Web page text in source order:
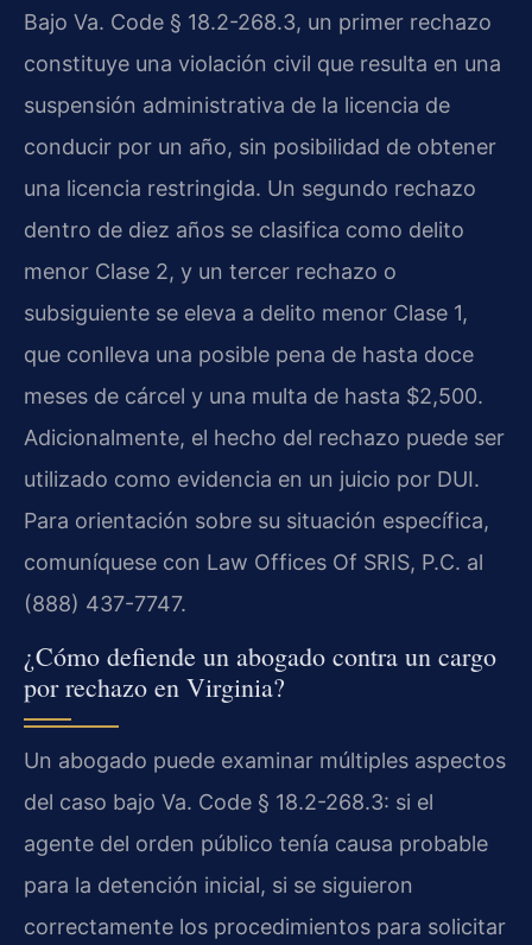
Bajo Va. Code § 18.2-268.3, un primer rechazo
constituye una violación civil que resulta en una
suspensión administrativa de la licencia de
conducir por un año, sin posibilidad de obtener
una licencia restringida. Un segundo rechazo
dentro de diez años se clasifica como delito
menor Clase 2, y un tercer rechazo o
subsiguiente se eleva a delito menor Clase 1,
que conlleva una posible pena de hasta doce
meses de cárcel y una multa de hasta $2,500.
Adicionalmente, el hecho del rechazo puede ser
utilizado como evidencia en un juicio por DUI.
Para orientación sobre su situación específica,
comuníquese con Law Offices Of SRIS, P.C. al
(888) 437-7747.
¿Cómo defiende un abogado contra un cargo
por rechazo en Virginia?
Un abogado puede examinar múltiples aspectos
del caso bajo Va. Code § 18.2-268.3: si el
agente del orden público tenía causa probable
para la detención inicial, si se siguieron
correctamente los procedimientos para solicitar